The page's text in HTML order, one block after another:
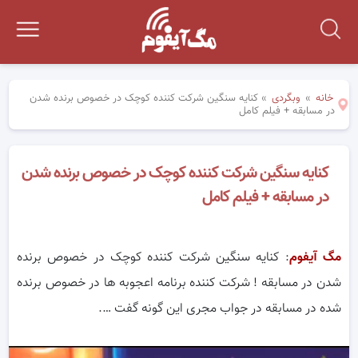
خانه » وبگردی »کنایه سنگین شرکت کننده کوچک در خصوص برنده شدن
در مسابقه + فیلم کامل
کنایه سنگین شرکت کننده کوچک در خصوص برنده شدن
در مسابقه + فیلم کامل
مگ آیفوم: کنایه سنگین شرکت کننده کوچک در خصوص برنده
شدن در مسابقه ! شرکت کننده برنامه اعجوبه ها در خصوص برنده
شده در مسابقه در جواب مجری این گونه گفت ….